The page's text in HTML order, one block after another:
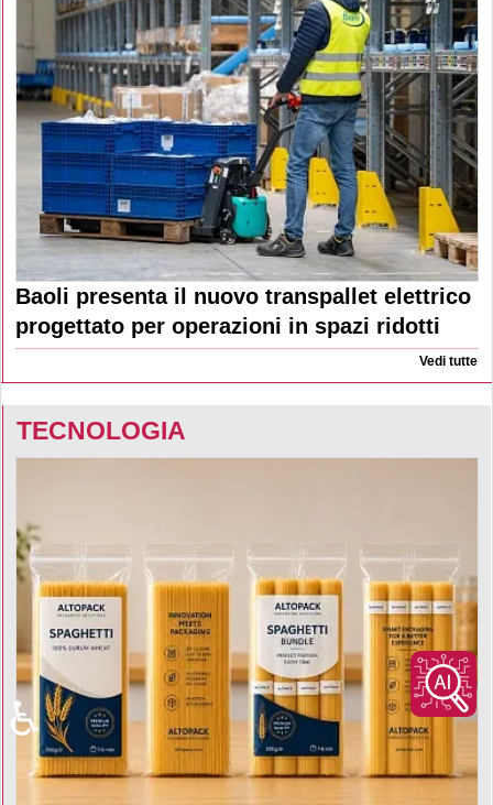
Baoli presenta il nuovo transpallet elettrico
progettato per operazioni in spazi ridotti
Vedi tutte
TECNOLOGIA